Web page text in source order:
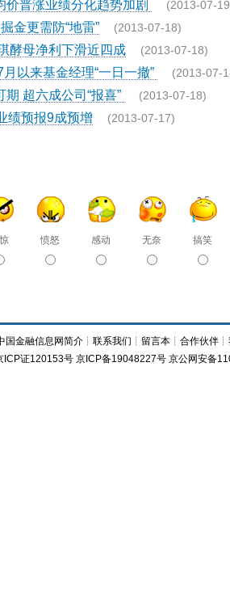
价普涨业绩分化趋势加剧 (2013-07-
金更需防“地雷” (2013-07-18)
酵母净利下滑近四成 (2013-07-18)
以来基金经理“一日一撤” (2013-07-
超六成公司“报喜” (2013-07-18)
绩预报9成预增 (2013-07-17)
愤怒 感动 无奈 搞笑
国金融信息网简介 ┊联系我们 ┊ 留言本 ┊合作伙伴 ┊
ICP证120153号 京ICP备19048227号 京公网安备